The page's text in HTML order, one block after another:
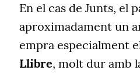
En el cas de Junts, el
aproximadament un
empra especialment
Llibre, molt dur amb